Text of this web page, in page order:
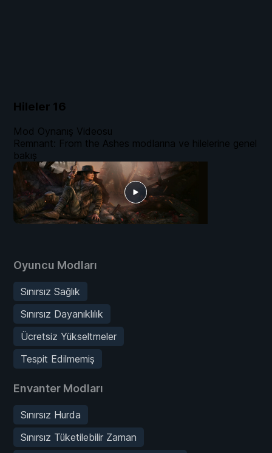
Hileler 16
Oyuncu Modları
Sınırsız Sağlık
Sınırsız Dayanıklılık
Ücretsiz Yükseltmeler
Tespit Edilmemiş
Envanter Modları
Sınırsız Hurda
Sınırsız Tüketilebilir Zaman
Mod Oynanış Videosu
Remnant: From the Ashes modlarına ve hilelerine genel
bakış